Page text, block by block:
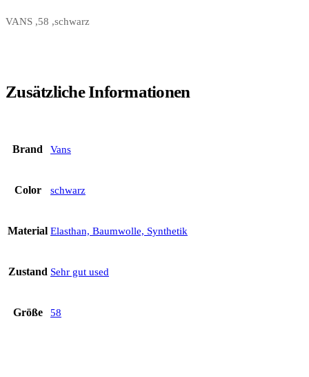
VANS ,58 ,schwarz
Zusätzliche Informationen
Brand Vans
Color schwarz
Material Elasthan, Baumwolle, Synthetik
Zustand Sehr gut used
Größe 58